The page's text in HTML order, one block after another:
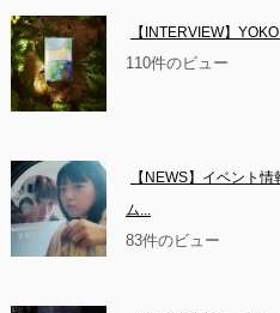
【INTERVIEW】
110件のビュー
【NEWS】イベント
ム...
83件のビュー